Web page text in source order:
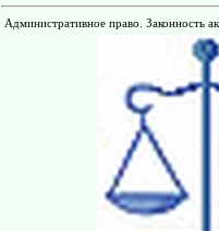
Административное право. Законность